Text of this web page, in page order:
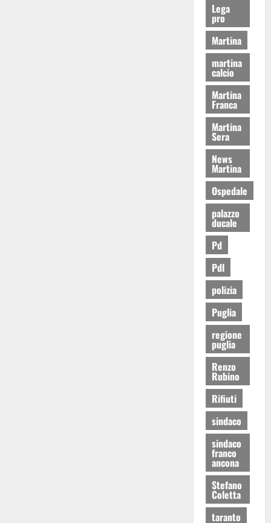
Lega
pro
Martina
martina
calcio
Martina
Franca
Martina
Sera
News
Martina
Ospedale
palazzo
ducale
Pd
Pdl
polizia
Puglia
regione
puglia
Renzo
Rubino
Rifiuti
sindaco
sindaco
franco
ancona
Stefano
Coletta
taranto